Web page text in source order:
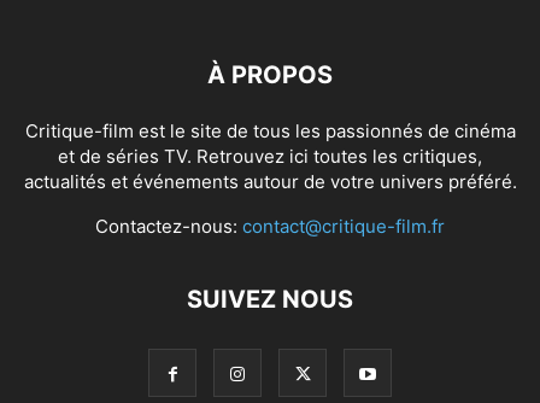
À PROPOS
Critique-film est le site de tous les passionnés de cinéma
et de séries TV. Retrouvez ici toutes les critiques,
actualités et événements autour de votre univers préféré.
Contactez-nous: contact@critique-film.fr
SUIVEZ NOUS